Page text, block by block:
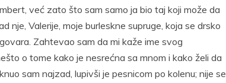
već zato što sam samo ja bio taj koji može da
nje, Valerije, moje burleskne supruge, koja se drsko
Zahtevao sam da mi kaže ime svog
o tome kako je nesrećna sa mnom i kako želi da
sam najzad, lupivši je pesnicom po kolenu; nije se